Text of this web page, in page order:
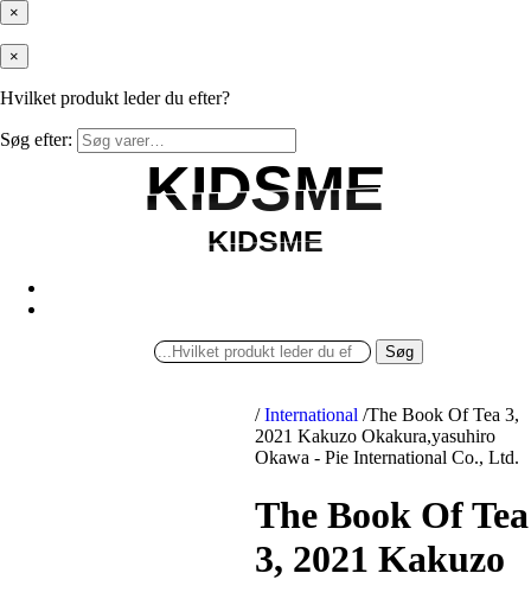
×
×
Hvilket produkt leder du efter?
Søg efter:
KIDSME
KIDSME
KIDSME
KIDSME
Søg
/ International /The Book Of Tea 3,
2021 Kakuzo Okakura,yasuhiro
Okawa - Pie International Co., Ltd.
The Book Of Tea
3, 2021 Kakuzo